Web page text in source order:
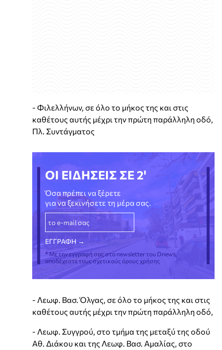
- Φιλελλήνων, σε όλο το μήκος της και στις
καθέτους αυτής μέχρι την πρώτη παράλληλη οδό,
Πλ. Συντάγματος
ΟΙ ΕΙΔΗΣΕΙΣ ΣΕ 2'
Όσα πρέπει να ξέρετε
για να ξεκινήσετε τη μέρα σας.
* Με την εγγραφή σας στο newsletter του Dnews,
αποδέχεστε τους σχετικούς όρους χρήσης
- Λεωφ. Βασ. Όλγας, σε όλο το μήκος της και στις
καθέτους αυτής μέχρι την πρώτη παράλληλη οδό,
- Λεωφ. Συγγρού, στο τμήμα της μεταξύ της οδού
Αθ. Διάκου και της Λεωφ. Βασ. Αμαλίας, στο